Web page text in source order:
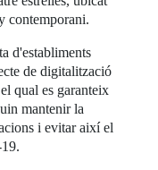
contemporani.
d'establiments
de digitalització
qual es garanteix
mantenir la
i evitar així el